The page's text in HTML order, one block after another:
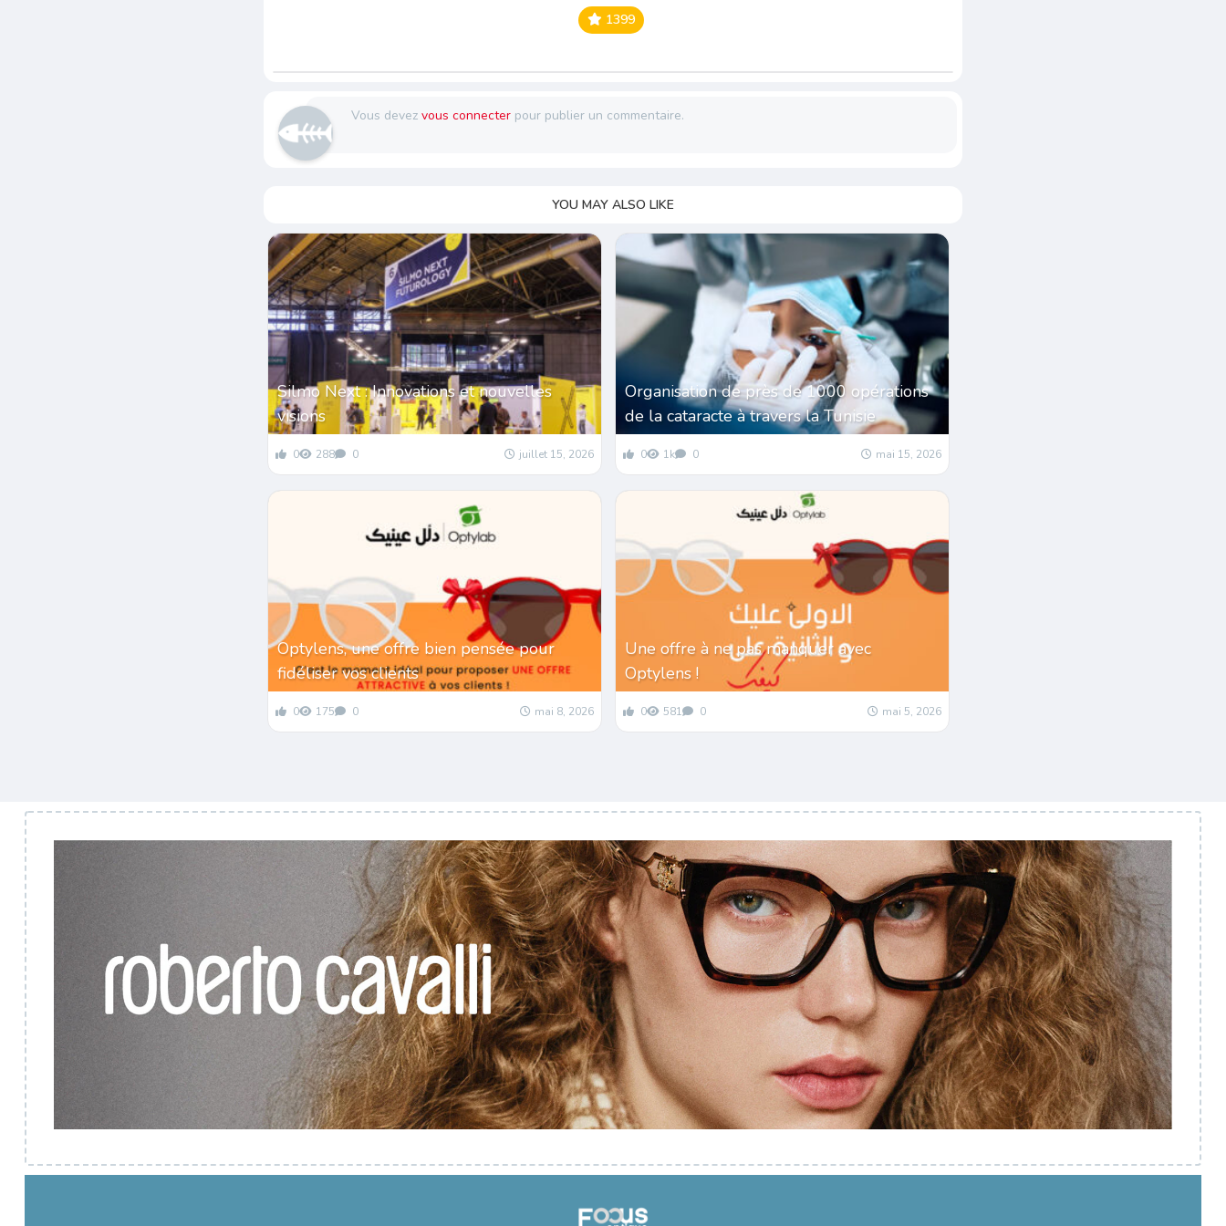
1399
Vous devezvous connecter pour publier un commentaire.
YOU MAY ALSO LIKE
Silmo Next : Innovations et nouvelles
visions
0 288 0 juillet 15, 2026
Organisation de près de 1000 opérations
de la cataracte à travers la Tunisie
0 1k 0 mai 15, 2026
Optylens, une offre bien pensée pour
fidéliser vos clients
0 175 0 mai 8, 2026
Une offre à ne pas manquer avec
Optylens !
0 581 0 mai 5, 2026